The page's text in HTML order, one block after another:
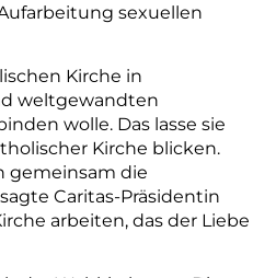
sexuellen
Kirche in
weltgewandten
wolle. Das lasse sie
Kirche blicken.
gemeinsam die
Caritas-Präsidentin
arbeiten, das der Liebe